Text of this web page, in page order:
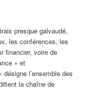
presque galvaudé,
les conférences, les
financier, voire de
» et
l’ensemble des
la chaîne de